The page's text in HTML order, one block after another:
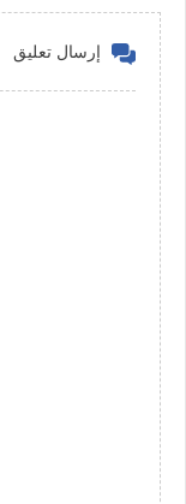
إرسال تعليق